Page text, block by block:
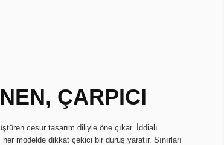
ÇARPICI
cesur tasarım diliyle öne çıkar. İddialı
modelde dikkat çekici bir duruş yaratır. Sınırları